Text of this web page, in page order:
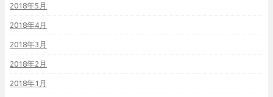
2018年5月
2018年4月
2018年3月
2018年2月
2018年1月